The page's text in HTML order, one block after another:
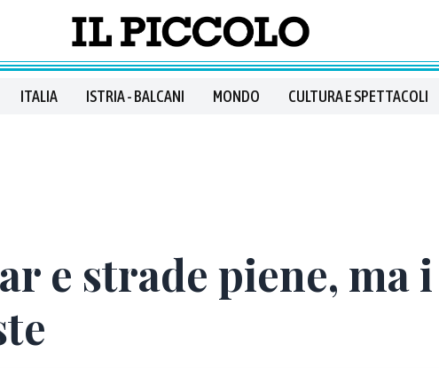
ITALIA ISTRIA - BALCANI MONDO CULTURA E SPETTACOLI
e strade piene, ma